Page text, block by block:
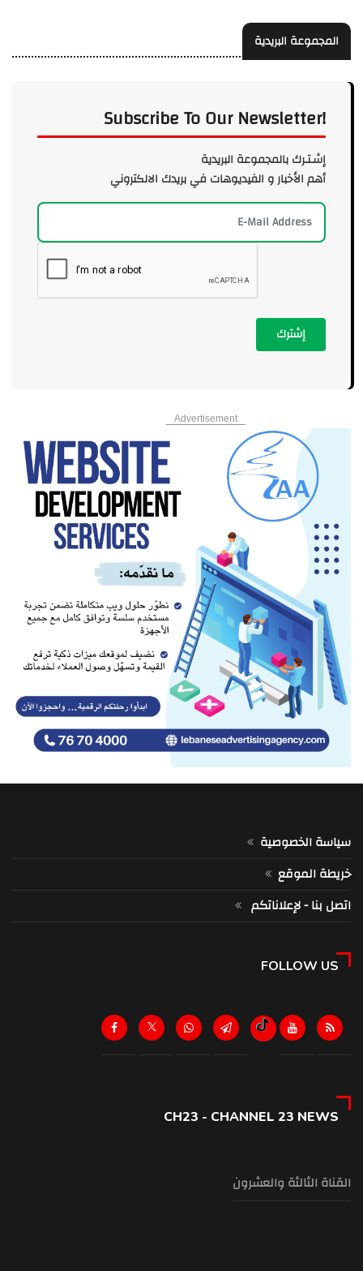
المجموعة البريدية
Subscribe To Our Newsletter!
إشـتـرك بالمجموعة البريدية
أهم الأخبار و الفيديوهات في بريدك الالكتروني
إشترك
Advertisement
سياسة الخصوصية
خريطة الموقع
اتصل بنا - لإعلاناتكم
FOLLOW US
CH23 - CHANNEL 23 NEWS
القناة الثالثة والعشرون